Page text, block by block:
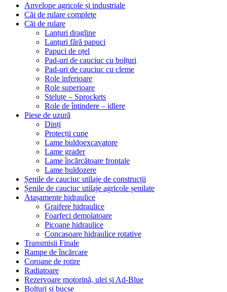
Anvelope agricole și industriale
Căi de rulare complete
Căi de rulare
Lanțuri dragline
Lanțuri fără papuci
Papuci de oțel
Pad-uri de cauciuc cu bolțuri
Pad-uri de cauciuc cu cleme
Role inferioare
Role superioare
Steluțe – Sprockets
Role de întindere – idlere
Piese de uzură
Dinți
Protecții cupe
Lame buldoexcavatore
Lame grader
Lame încărcătoare frontale
Lame buldozere
Șenile de cauciuc utilaje de construcții
Șenile de cauciuc utilaje agricole șenilate
Atașamente hidraulice
Graifere hidraulice
Foarfeci demolatoare
Picoane hidraulice
Concasoare hidraulice rotative
Transmisii Finale
Rampe de încărcare
Coroane de rotire
Radiatoare
Rezervoare motorină, ulei și Ad-Blue
Bolțuri și bucșe